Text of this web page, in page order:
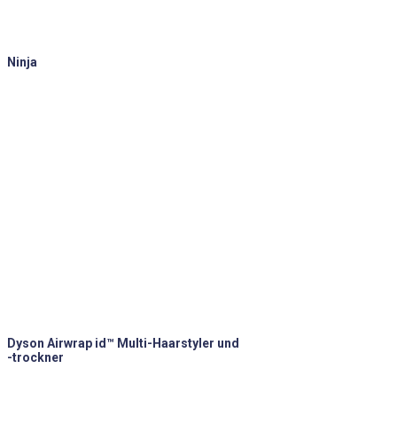
Ninja
Dyson Airwrap id™ Multi-Haarstyler und
-trockner